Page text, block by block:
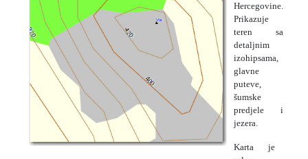
Hercegovine.
Prikazuje
teren sa
detaljnim
izohipsama,
glavne
puteve,
šumske
predjele i
jezera.
Karta je